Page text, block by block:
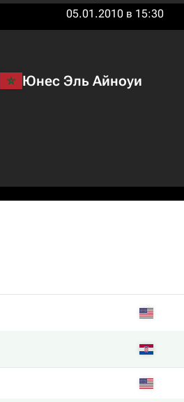
05.01.2010 в 15:30
Юнес Эль Айноуи